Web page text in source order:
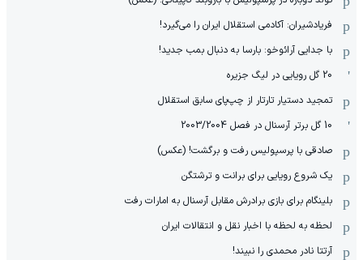
فریادشیران: آکادمی استقلال ایران را می‌گیرد!
با جدایی آرائوخو: بارسا به دنبال بمب جدید!
20 گل رویایی در لیگ جزیره
تمجید دستیار تارتار از چپ‌پای سابق استقلال
10 گل برتر آرسنال در فصل 2003/2004
صادقی با پرسپولیس رفت و برگشت! (عکس)
یک شروع رویایی برای برانت و ترشتگن
بلینگام برای بازی برادرش مقابل آرسنال به امارات رفت
لحظه به لحظه با اخبار نقل و انتقالات ایران
آرتتا نادر محمدی را نبیند!